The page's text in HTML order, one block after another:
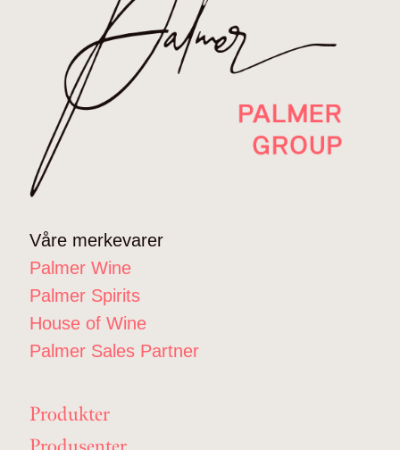
Våre merkevarer
Palmer Wine
Palmer Spirits
House of Wine
Palmer Sales Partner
Produkter